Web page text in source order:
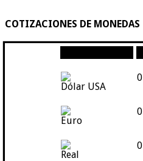
COTIZACIONES DE MONEDAS
Dólar USA
0
Euro
0
Real
0